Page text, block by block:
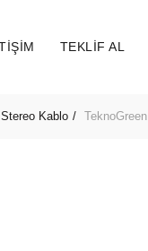
TEKLIF AL
Kablo